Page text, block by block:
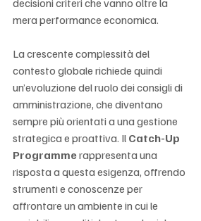
mera performance economica.
La crescente complessità del
contesto globale richiede quindi
un’evoluzione del ruolo dei consigli di
amministrazione, che diventano
sempre più orientati a una gestione
strategica e proattiva. Il Catch-Up
Programme rappresenta una
risposta a questa esigenza, offrendo
strumenti e conoscenze per
affrontare un ambiente in cui le